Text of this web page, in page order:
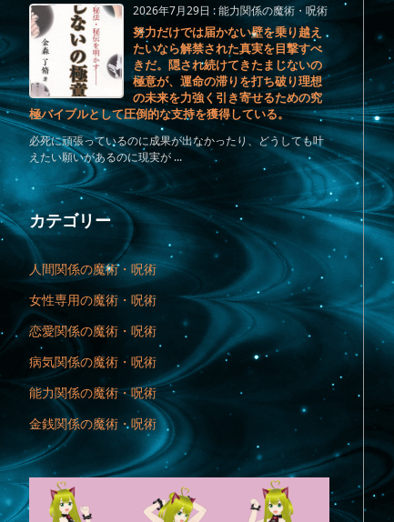
2026年7月29日 :能力関係の魔術・呪術
努力だけでは届かない壁を乗り越え
たいなら解禁された真実を目撃すべ
きだ。隠され続けてきたまじないの
極意が、運命の滞りを打ち破り理想
の未来を力強く引き寄せるための究
極バイブルとして圧倒的な支持を獲得している。
必死に頑張っているのに成果が出なかったり、どうしても叶
えたい願いがあるのに現実が ...
カテゴリー
人間関係の魔術・呪術
女性専用の魔術・呪術
恋愛関係の魔術・呪術
病気関係の魔術・呪術
能力関係の魔術・呪術
金銭関係の魔術・呪術